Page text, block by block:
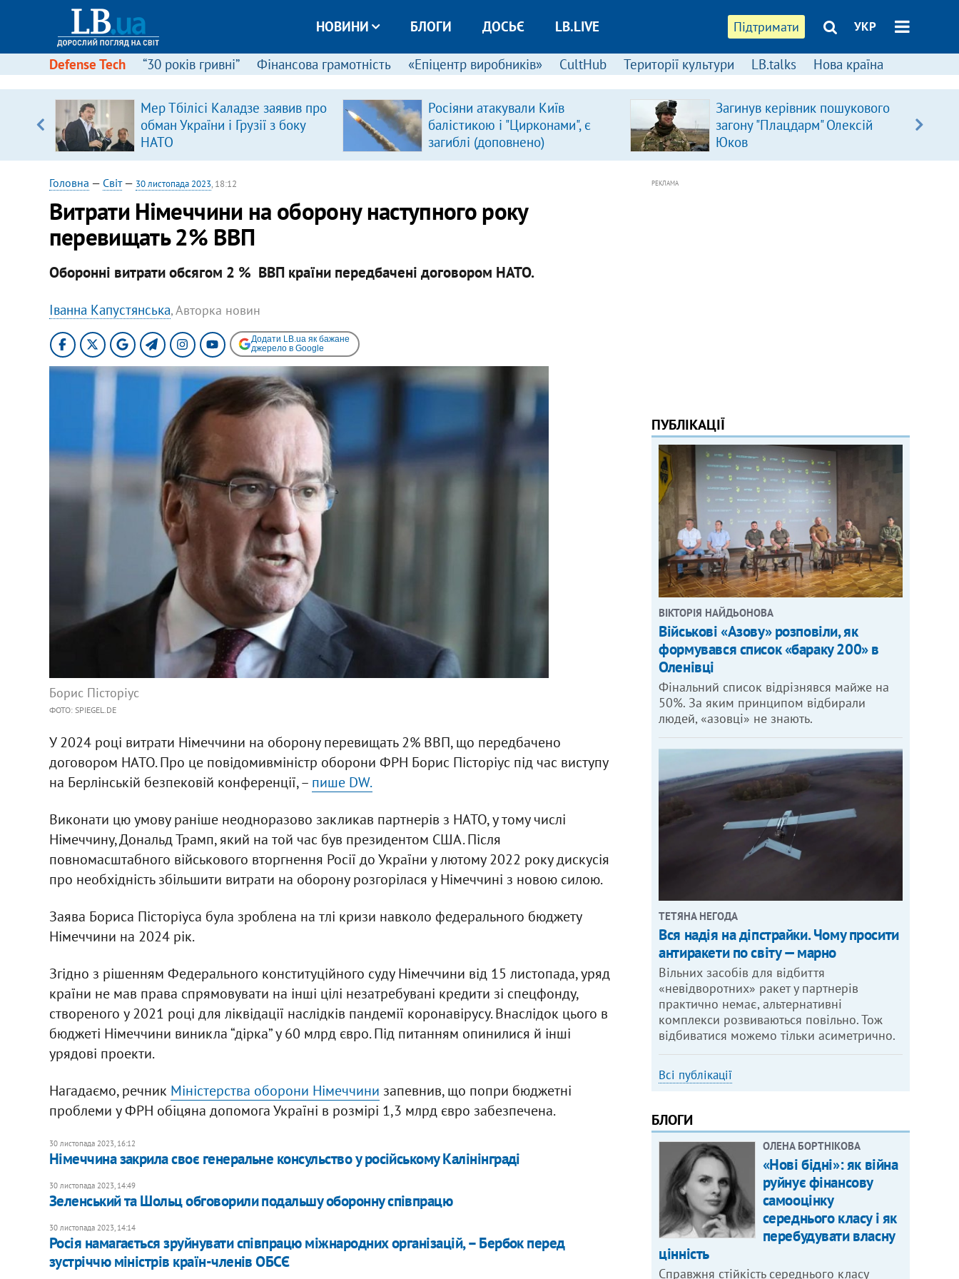
Підтримати УКР
НОВИНИ БЛОГИ ДОСЬЄ LB.LIVE
Defense Tech “30 років гривні” Фінансова грамотність «Епіцентр виробників» CultHub Території культури LB.talks Нова країна
Мер Тбілісі Каладзе заявив про
обман України і Грузії з боку
НАТО
Росіяни атакували Київ
балістикою і "Цирконами", є
загиблі (доповнено)
Загинув керівник пошукового
загону "Плацдарм" Олексій
Юков
Головна — Світ— 30 листопада 2023, 18:12
Витрати Німеччини на оборону наступного року
перевищать 2% ВВП
Оборонні витрати обсягом 2 % ВВП країни передбачені договором НАТО.
Іванна Капустянська, Авторка новин
Додати LB.ua як бажане
джерело в Google
Борис Пісторіус
ФОТО: SPIEGEL.DE
У 2024 році витрати Німеччини на оборону перевищать 2% ВВП, що передбачено
договором НАТО. Про це повідомивміністр оборони ФРН Борис Пісторіус під час виступу
на Берлінській безпековій конференції, – пише DW.
Виконати цю умову раніше неодноразово закликав партнерів з НАТО, у тому числі
Німеччину, Дональд Трамп, який на той час був президентом США. Після
повномасштабного військового вторгнення Росії до України у лютому 2022 року дискусія
про необхідність збільшити витрати на оборону розгорілася у Німеччині з новою силою.
Заява Бориса Пісторіуса була зроблена на тлі кризи навколо федерального бюджету
Німеччини на 2024 рік.
Згідно з рішенням Федерального конституційного суду Німеччини від 15 листопада, уряд
країни не мав права спрямовувати на інші цілі незатребувані кредити зі спецфонду,
створеного у 2021 році для ліквідації наслідків пандемії коронавірусу. Внаслідок цього в
бюджеті Німеччини виникла “дірка” у 60 млрд євро. Під питанням опинилися й інші
урядові проекти.
Нагадаємо, речник Міністерства оборони Німеччини запевнив, що попри бюджетні
проблеми у ФРН обіцяна допомога Україні в розмірі 1,3 млрд євро забезпечена.
30 листопада 2023, 16:12
​Німеччина закрила своє генеральне консульство у російському Калінінграді
30 листопада 2023, 14:49
Зеленський та Шольц обговорили подальшу оборонну співпрацю
30 листопада 2023, 14:14
Росія намагається зруйнувати співпрацю міжнародних організацій, – Бербок перед
зустріччю міністрів країн-членів ОБСЄ
РЕКЛАМА
ПУБЛІКАЦІЇ
ВІКТОРІЯ НАЙДЬОНОВА
Військові «Азову» розповіли, як
формувався список «бараку 200» в
Оленівці
Фінальний список відрізнявся майже на
50%. За яким принципом відбирали
людей, «азовці» не знають.
ТЕТЯНА НЕГОДА
Вся надія на діпстрайки. Чому просити
антиракети по світу — марно
Вільних засобів для відбиття
«невідворотних» ракет у партнерів
практично немає, альтернативні
комплекси розвиваються повільно. Тож
відбиватися можемо тільки асиметрично.
Всі публікації
БЛОГИ
ОЛЕНА БОРТНІКОВА
«Нові бідні»: як війна
руйнує фінансову
самооцінку
середнього класу і як
перебудувати власну
цінність
Справжня стійкість середнього класу